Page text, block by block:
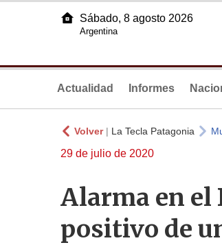
Sábado, 8 agosto 2026
Argentina
Actualidad Informes
Volver| La Tecla Patagonia
29 de julio de 2020
Alarma en el
positivo de